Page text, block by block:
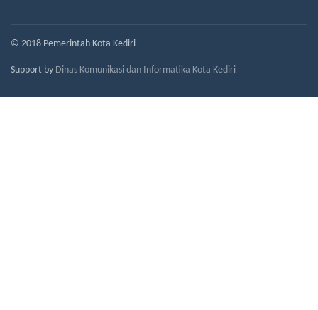
© 2018 Pemerintah Kota Kediri
Support by Dinas Komunikasi dan Informatika Kota Kediri